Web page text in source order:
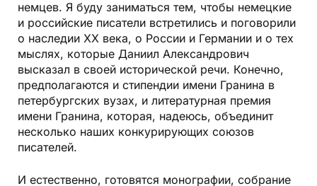
немцев. Я буду заниматься тем, чтобы немецкие
и российские писатели встретились и поговорили
о наследии XX века, о России и Германии и о тех
мыслях, которые Даниил Александрович
высказал в своей исторической речи. Конечно,
предполагаются и стипендии имени Гранина в
петербургских вузах, и литературная премия
имени Гранина, которая, надеюсь, объединит
несколько наших конкурирующих союзов
писателей.
И естественно, готовятся монографии, собрание